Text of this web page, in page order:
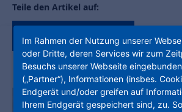
Teile den Artikel auf:
Im Rahmen der Nutzung unserer
oder Dritte, deren Services wir zum
Besuchs unserer Webseite
(„Partner“), Informationen (insbes.
Endgerät und/oder greifen auf
Ihrem Endgerät gespeichert sind, zu.